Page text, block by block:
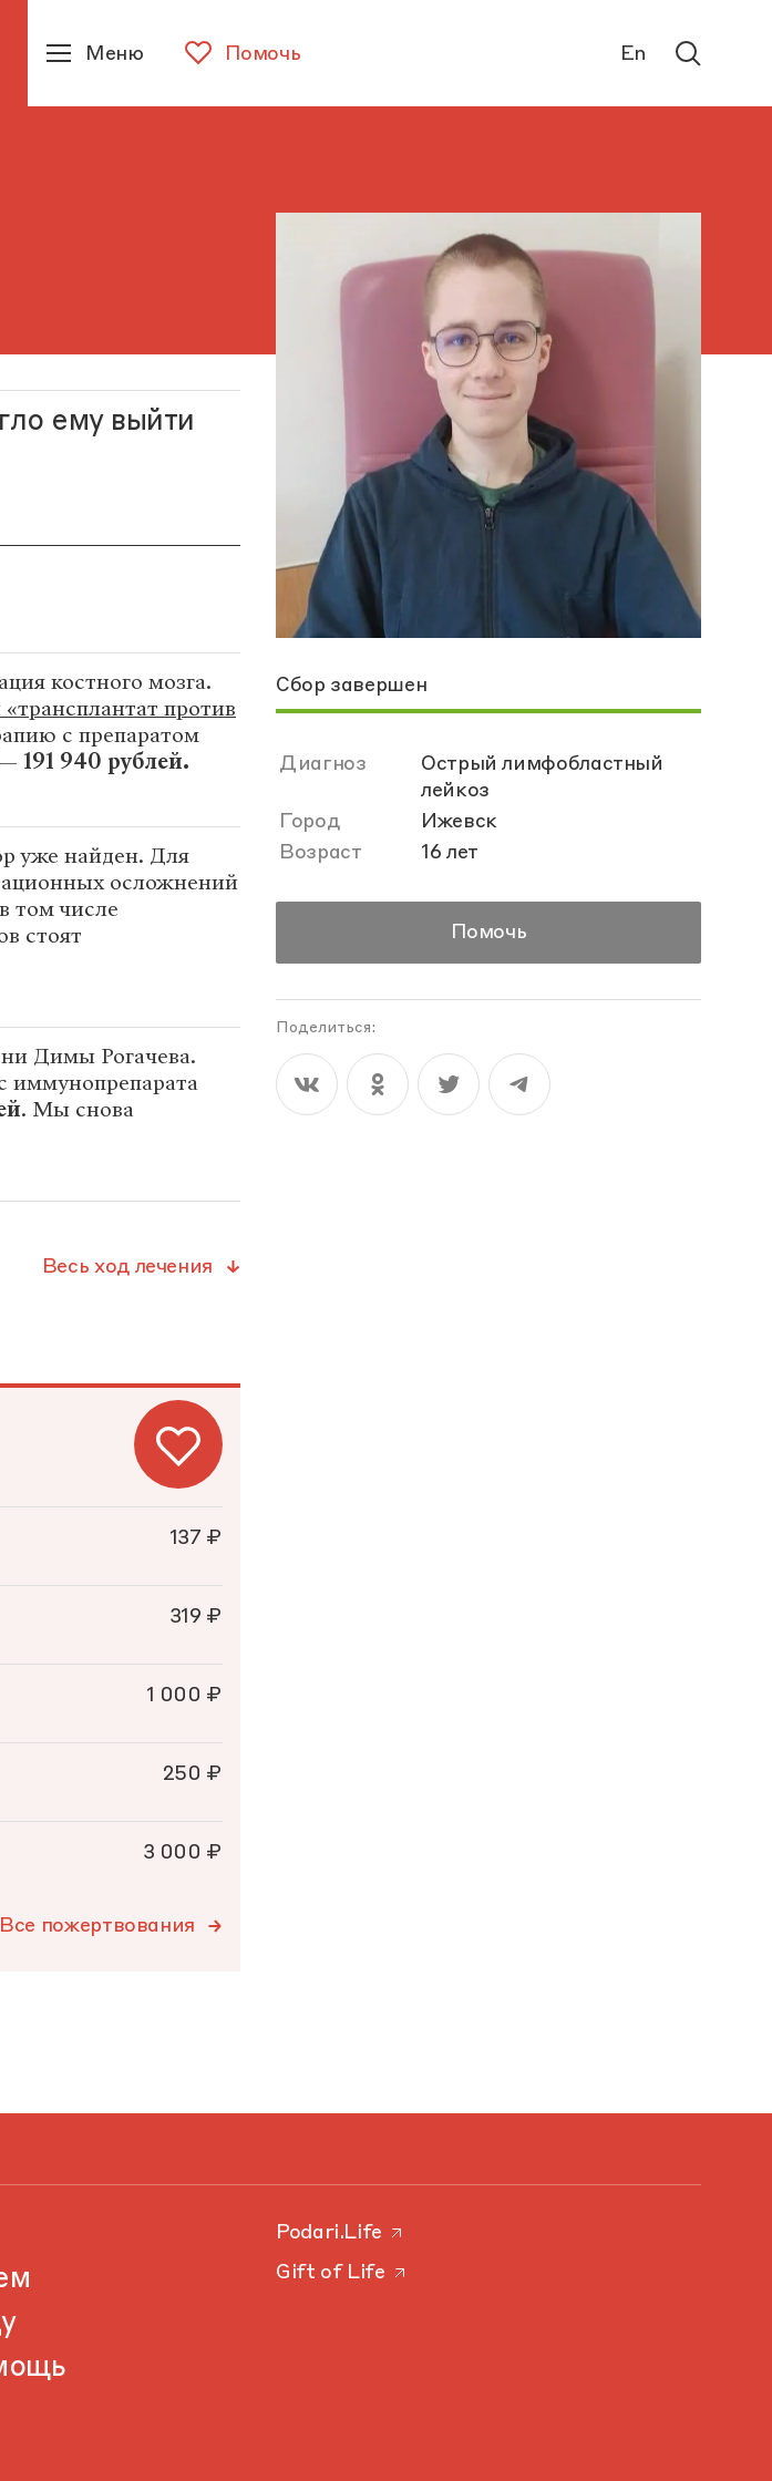
Помочь
Меню En
Помочь
Сбор завершен
Диагноз
Острый лимфобластный
лейкоз
Город
Ижевск
Возраст
16 лет
Поделиться:
ему выйти
костного мозга.
против
с препаратом
191 940 рублей.
уже найден. Для
осложнений
том числе
стоят
Димы Рогачева.
иммунопрепарата
. Мы снова
Весь ход лечения
137 ₽
319 ₽
1 000 ₽
250 ₽
3 000 ₽
Все пожертвования
Podari.Life
Gift of Life